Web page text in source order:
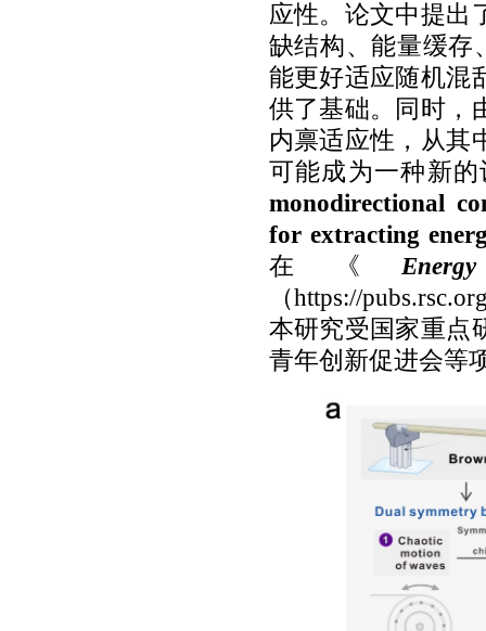
应性。论文中提出
缺结构、能量缓存
能更好适应随机混
供了基础。同时，
内禀适应性，从其
可能成为一种新
monodirectional
for extracting
在《
（https://
本研究受国家重点
青年创新促进会等